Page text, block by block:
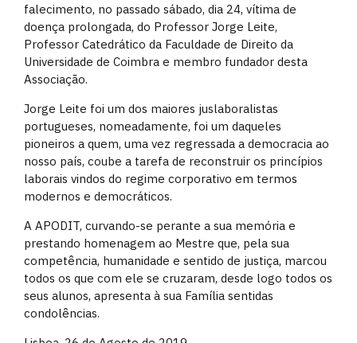
falecimento, no passado sábado, dia 24, vítima de
doença prolongada, do Professor Jorge Leite,
Professor Catedrático da Faculdade de Direito da
Universidade de Coimbra e membro fundador desta
Associação.
Jorge Leite foi um dos maiores juslaboralistas
portugueses, nomeadamente, foi um daqueles
pioneiros a quem, uma vez regressada a democracia ao
nosso país, coube a tarefa de reconstruir os princípios
laborais vindos do regime corporativo em termos
modernos e democráticos.
A APODIT, curvando-se perante a sua memória e
prestando homenagem ao Mestre que, pela sua
competência, humanidade e sentido de justiça, marcou
todos os que com ele se cruzaram, desde logo todos os
seus alunos, apresenta à sua Família sentidas
condolências.